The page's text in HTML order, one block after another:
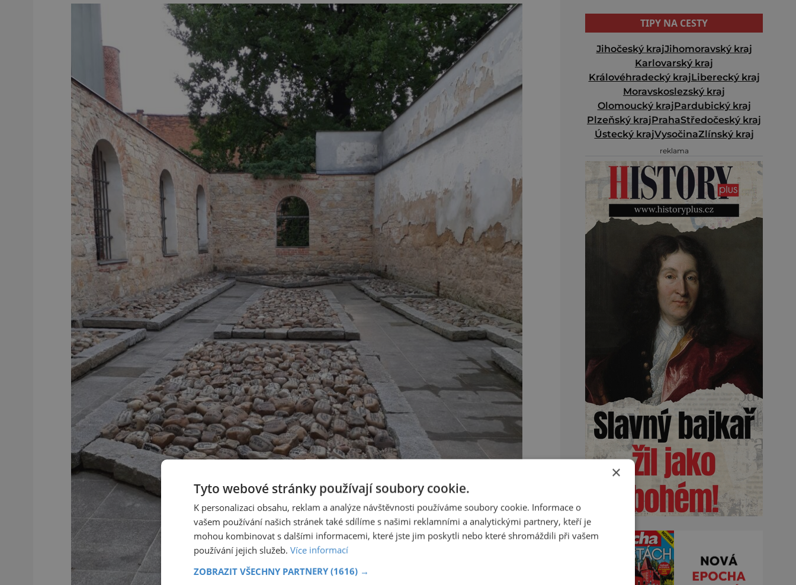
TIPY NA CESTY
Jihočeský krajJihomoravský kraj
Karlovarský kraj
Královéhradecký krajLiberecký kraj
Moravskoslezský kraj
Olomoucký krajPardubický kraj
Plzeňský krajPrahaStředočeský kraj
Ústecký krajVysočinaZlínský kraj
reklama
×
Tyto webové stránky používají soubory cookie.
K personalizaci obsahu, reklam a analýze návštěvnosti používáme soubory cookie. Informace o
vašem používání našich stránek také sdílíme s našimi reklamními a analytickými partnery, kteří je
mohou kombinovat s dalšími informacemi, které jste jim poskytli nebo které shromáždili při vašem
používání jejich služeb. Více informací
ZOBRAZIT VŠECHNY PARTNERY (1616) →